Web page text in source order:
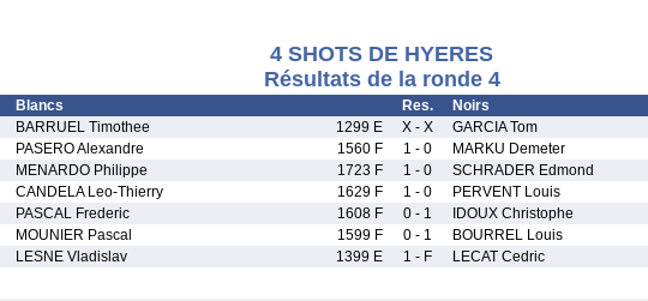
4 SHOTS DE HYERES
Résultats de la ronde 4
Blancs Res. Noirs
BARRUEL Timothee 1299 E X - X GARCIA Tom
PASERO Alexandre 1560 F 1 - 0 MARKU Demeter
MENARDO Philippe 1723 F 1 - 0 SCHRADER Edmond
CANDELA Leo-Thierry 1629 F 1 - 0 PERVENT Louis
PASCAL Frederic 1608 F 0 - 1 IDOUX Christophe
MOUNIER Pascal 1599 F 0 - 1 BOURREL Louis
LESNE Vladislav 1399 E 1 - F LECAT Cedric